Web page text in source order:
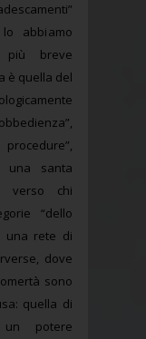
abbiamo
più breve
è quella del
una santa
verso chi
“dello
una rete di
dove
sono
quella di
potere